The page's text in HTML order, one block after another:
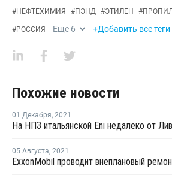
#НЕФТЕХИМИЯ #ПЭНД #ЭТИЛЕН #
#РОССИЯ Еще 6 +Добавить все
Похожие новости
01 Декабря, 2021
05 Августа, 2021